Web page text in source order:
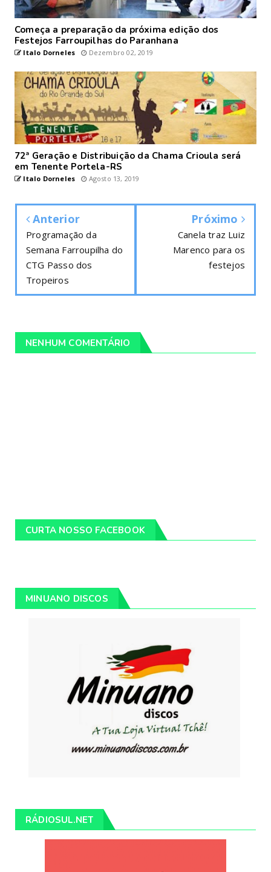
Começa a preparação da próxima edição dos
Festejos Farroupilhas do Paranhana
Italo Dorneles Dezembro 02, 2019
72ª Geração e Distribuição da Chama Crioula será
em Tenente Portela-RS
Italo Dorneles Agosto 13, 2019
Anterior
Programação da
Semana Farroupilha do
CTG Passo dos
Tropeiros
Próximo
Canela traz Luiz
Marenco para os
festejos
NENHUM COMENTÁRIO
CURTA NOSSO FACEBOOK
MINUANO DISCOS
RÁDIOSUL.NET